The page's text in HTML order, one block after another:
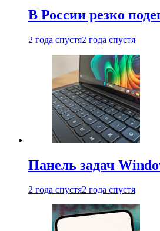
В России резко
2 года спустя2 года спустя
Панель задач
2 года спустя2 года спустя